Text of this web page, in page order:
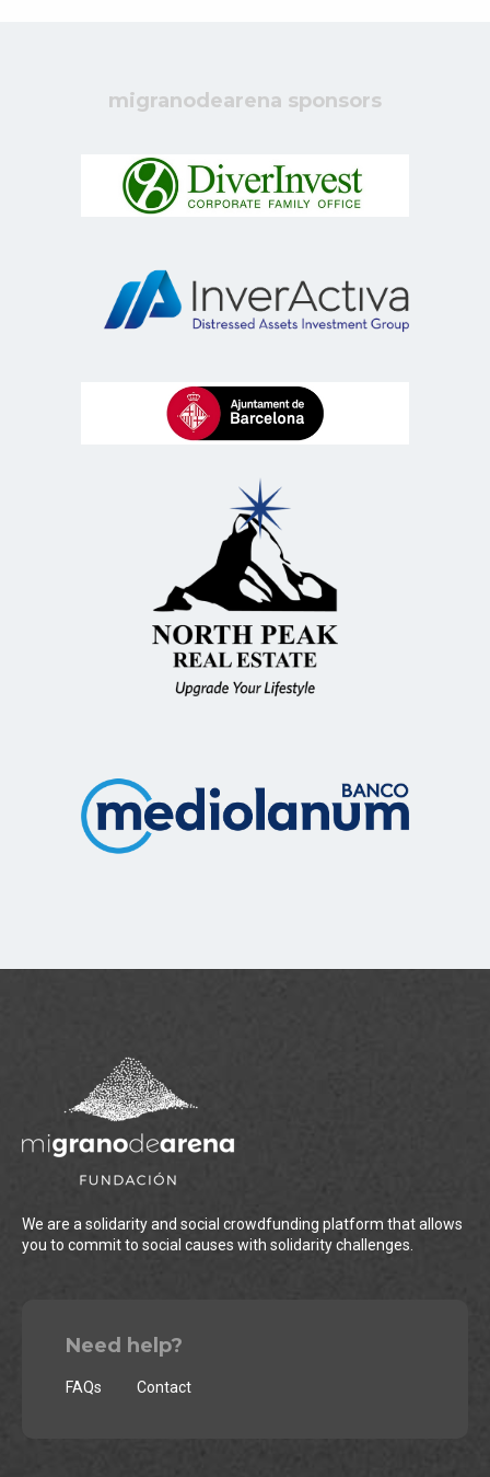
migranodearena sponsors
We are a solidarity and social crowdfunding platform that allows
you to commit to social causes with solidarity challenges.
Need help?
FAQs Contact